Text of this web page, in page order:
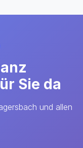
Sie da
und allen